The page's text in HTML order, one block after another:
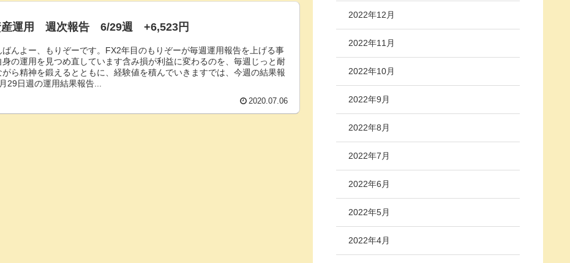
産運用 週次報告 6/29週 +6,523円
ばんよー、もりぞーです。FX2年目のもりぞーが毎週運用報告を上げる事
身の運用を見つめ直しています含み損が利益に変わるのを、毎週じっと耐
がら精神を鍛えるとともに、経験値を積んでいきますでは、今週の結果報
29日週の運用結果報告...
2020.07.06
2022年12月
2022年11月
2022年10月
2022年9月
2022年8月
2022年7月
2022年6月
2022年5月
2022年4月